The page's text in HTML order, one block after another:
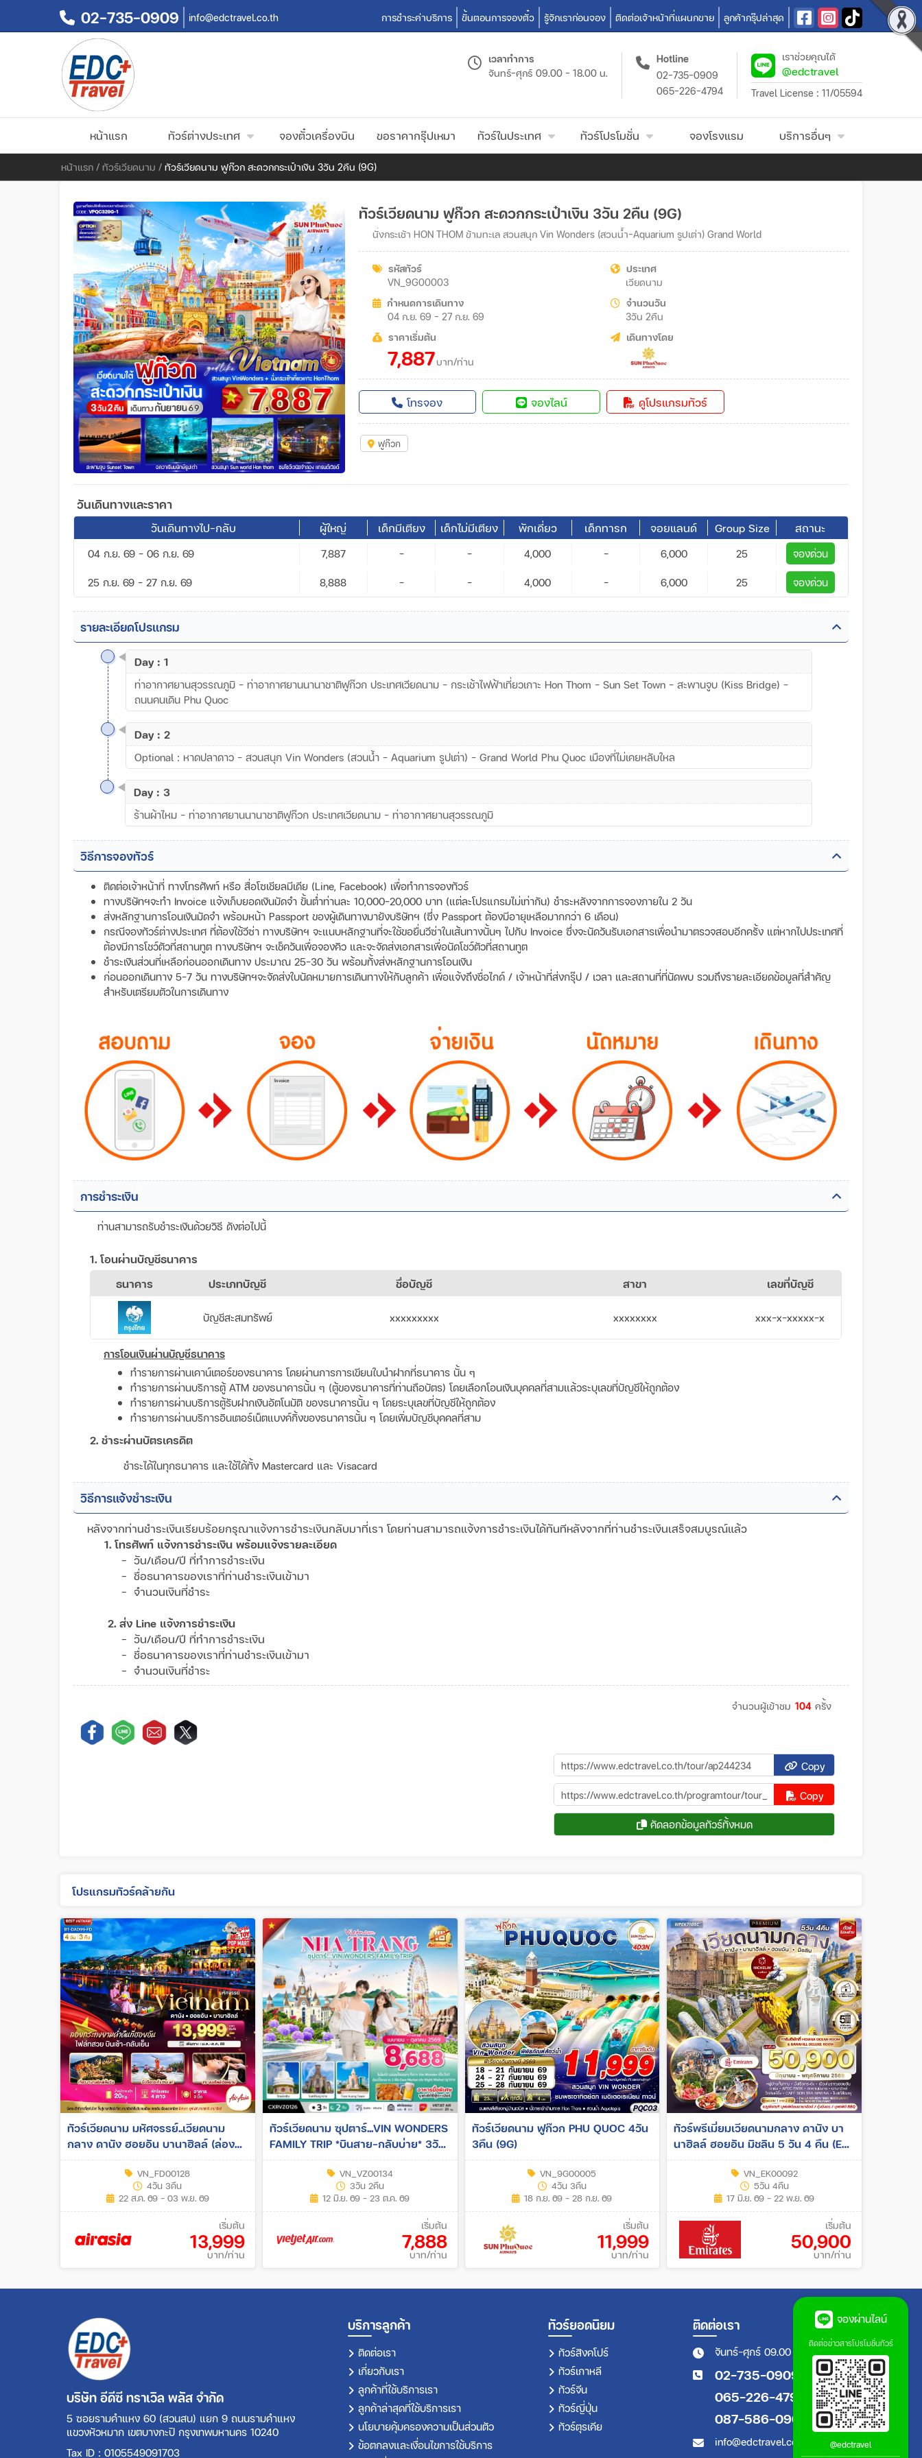
02-735-0909 info@edctravel.co.th การชำระค่าบริการ ขั้นตอนการจองตั๋ว รู้จักเราก่อนจอง ติดต่อเจ้าหน้าที่แผนกขาย ลูกค้ากรุ๊ปล่าสุด
เวลาทำการ
จันทร์-ศุกร์ 09.00 - 18.00 น.
Hotline
02-735-0909
065-226-4794
เราช่วยคุณได้
@edctravel
Travel License : 11/05594
หน้าแรก ทัวร์ต่างประเทศ จองตั๋วเครื่องบิน ขอราคากรุ๊ปเหมา ทัวร์ในประเทศ ทัวร์โปรโมชั่น จองโรงแรม บริการอื่นๆ
หน้าแรก / ทัวร์เวียดนาม / ทัวร์เวียดนาม ฟูก๊วก สะดวกกระเป๋าเงิน 3วัน 2คืน (9G)
ทัวร์เวียดนาม ฟูก๊วก สะดวกกระเป๋าเงิน 3วัน 2คืน (9G)
นั่งกระเช้า HON THOM ข้ามทะเล สวนสนุก Vin Wonders (สวนน้ำ-Aquarium รูปเต่า) Grand World
รหัสทัวร์
VN_9G00003
ประเทศ
เวียดนาม
กำหนดการเดินทาง
04 ก.ย. 69 - 27 ก.ย. 69
จำนวนวัน
3วัน 2คืน
ราคาเริ่มต้น
7,887บาท/ท่าน
เดินทางโดย
โทรจอง จองไลน์ ดูโปรแกรมทัวร์
ฟูก๊วก
วันเดินทางและราคา
วันเดินทางไป-กลับ ผู้ใหญ่ เด็กมีเตียง เด็กไม่มีเตียง พักเดี่ยว เด็กทารก จอยแลนด์ Group Size สถานะ
04 ก.ย. 69 - 06 ก.ย. 69 7,887 - - 4,000 - 6,000 25
จองด่วน
25 ก.ย. 69 - 27 ก.ย. 69
8,888 - - 4,000 - 6,000 25 จองด่วน
รายละเอียดโปรแกรม
Day : 1
ท่าอากาศยานสุวรรณภูมิ – ท่าอากาศยานนานาชาติฟูก๊วก ประเทศเวียดนาม – กระเช้าไฟฟ้าเที่ยวเกาะ Hon Thom - Sun Set Town - สะพานจูบ (Kiss Bridge) -
ถนนคนเดิน Phu Quoc
Day : 2
Optional : หาดปลาดาว - สวนสนุก Vin Wonders (สวนน้ำ – Aquarium รูปเต่า) - Grand World Phu Quoc เมืองที่ไม่เคยหลับใหล
Day : 3
ร้านผ้าไหม - ท่าอากาศยานนานาชาติฟูก๊วก ประเทศเวียดนาม - ท่าอากาศยานสุวรรณภูมิ
วิธีการจองทัวร์
ติดต่อเจ้าหน้าที่ ทางโทรศัพท์ หรือ สื่อโซเชียลมีเดีย (Line, Facebook) เพื่อทำการจองทัวร์
ทางบริษัทฯจะทำ Invoice แจ้งเก็บยอดเงินมัดจำ ขั้นต่ำท่านละ 10,000-20,000 บาท (แต่ละโปรแกรมไม่เท่ากัน) ชำระหลังจากการจองภายใน 2 วัน
ส่งหลักฐานการโอนเงินมัดจำ พร้อมหน้า Passport ของผู้เดินทางมายังบริษัทฯ (ซึ่ง Passport ต้องมีอายุเหลือมากกว่า 6 เดือน)
กรณีจองทัวร์ต่างประเทศ ที่ต้องใช้วีซ่า ทางบริษัทฯ จะแนบหลักฐานที่จะใช้ขอยื่นวีซ่าในเส้นทางนั้นๆ ไปกับ Invoice ซึ่งจะนัดวันรับเอกสารเพื่อนำมาตรวจสอบอีกครั้ง แต่หากไปประเทศที่
ต้องมีการโชว์ตัวที่สถานทูต ทางบริษัทฯ จะเช็ควันเพื่อจองคิว และจะจัดส่งเอกสารเพื่อนัดโชว์ตัวที่สถานทูต
ชำระเงินส่วนที่เหลือก่อนออกเดินทาง ประมาณ 25-30 วัน พร้อมทั้งส่งหลักฐานการโอนเงิน
ก่อนออกเดินทาง 5-7 วัน ทางบริษัทฯจะจัดส่งใบนัดหมายการเดินทางให้กับลูกค้า เพื่อแจ้งถึงชื่อไกด์ / เจ้าหน้าที่ส่งกรุ๊ป / เวลา และสถานที่ที่นัดพบ รวมถึงรายละเอียดข้อมูลที่สำคัญ
สำหรับเตรียมตัวในการเดินทาง
การชำระเงิน
ท่านสามารถรับชำระเงินด้วยวิธี ดังต่อไปนี้
1. โอนผ่านบัญชีธนาคาร
ธนาคาร
ประเภทบัญชี ชื่อบัญชี สาขา เลขที่บัญชี
บัญชีสะสมทรัพย์ xxxxxxxxx xxxxxxxx xxx-x-xxxxx-x
การโอนเงินผ่านบัญชีธนาคาร
ทำรายการผ่านเคาน์เตอร์ของธนาคาร โดยผ่านการการเขียนใบนำฝากที่ธนาคาร นั้น ๆ
ทำรายการผ่านบริการตู้ ATM ของธนาคารนั้น ๆ (ตู้ของธนาคารที่ท่านถือบัตร) โดยเลือกโอนเงินบุคคลที่สามแล้วระบุเลขที่บัญชีให้ถูกต้อง
ทำรายการผ่านบริการตู้รับฝากเงินอัตโนมัติ ของธนาคารนั้น ๆ โดยระบุเลขที่บัญชีให้ถูกต้อง
ทำรายการผ่านบริการอินเตอร์เน็ตแบงค์กิ้งของธนาคารนั้น ๆ โดยเพิ่มบัญชีบุคคลที่สาม
2. ชำระผ่านบัตรเครดิต
ชำระได้ในทุกธนาคาร และใช้ได้ทั้ง Mastercard และ Visacard
วิธีการแจ้งชำระเงิน
หลังจากท่านชำระเงินเรียบร้อยกรุณาแจ้งการชำระเงินกลับมาที่เรา โดยท่านสามารถแจ้งการชำระเงินได้ทันทีหลังจากที่ท่านชำระเงินเสร็จสมบูรณ์แล้ว
1. โทรศัพท์ แจ้งการชำระเงิน พร้อมแจ้งรายละเอียด
- วัน/เดือน/ปี ที่ทำการชำระเงิน
- ชื่อธนาคารของเราที่ท่านชำระเงินเข้ามา
- จำนวนเงินที่ชำระ
2. ส่ง Line แจ้งการชำระเงิน
- วัน/เดือน/ปี ที่ทำการชำระเงิน
- ชื่อธนาคารของเราที่ท่านชำระเงินเข้ามา
- จำนวนเงินที่ชำระ
จำนวนผู้เข้าชม 104 ครั้ง
Copy
Copy
คัดลอกข้อมูลทัวร์ทั้งหมด
โปรแกรมทัวร์คล้ายกัน
ทัวร์เวียดนาม มหัศจรรย์..เวียดนาม
กลาง ดานัง ฮอยอัน บานาฮิลล์ (ล่อง
เรือลอยกระทงฮอยอัน+สระผมสไตล์
เวียดนาม) 4วัน 3คืน (FD)
VN_FD00128
4วัน 3คืน
22 ส.ค. 69 - 03 พ.ย. 69
เริ่มต้น
13,999
บาท/ท่าน
ทัวร์เวียดนาม ซุปตาร์...VIN WONDERS
FAMILY TRIP *บินสาย-กลับบ่าย* 3วัน
2คืน (VZ)
VN_VZ00134
3วัน 2คืน
12 มิ.ย. 69 - 23 ต.ค. 69
เริ่มต้น
7,888
บาท/ท่าน
ทัวร์เวียดนาม ฟูก๊วก PHU QUOC 4วัน
3คืน (9G)
VN_9G00005
4วัน 3คืน
18 ก.ย. 69 - 28 ก.ย. 69
เริ่มต้น
11,999
บาท/ท่าน
ทัวร์พรีเมี่ยมเวียดนามกลาง ดานัง บา
นาฮิลล์ ฮอยอัน มิชลิน 5 วัน 4 คืน (EK)
JUN - NOV 2026
VN_EK00092
5วัน 4คืน
17 มิ.ย. 69 - 22 พ.ย. 69
เริ่มต้น
50,900
บาท/ท่าน
บริษัท อีดีซี ทราเวิล พลัส จำกัด
5 ซอยรามคำแหง 60 (สวนสน) แยก 9 ถนนรามคำแหง
แขวงหัวหมาก เขตบางกะปิ กรุงเทพมหานคร 10240
Tax ID : 0105549091703
บริการลูกค้า
ติดต่อเรา
เกี่ยวกับเรา
ลูกค้าที่ใช้บริการเรา
ลูกค้าล่าสุดที่ใช้บริการเรา
นโยบายคุ้มครองความเป็นส่วนตัว
ข้อตกลงและเงื่อนไขการใช้บริการ
ทัวร์ยอดนิยม
ทัวร์สิงคโปร์
ทัวร์เกาหลี
ทัวร์จีน
ทัวร์ญี่ปุ่น
ทัวร์ตุรเคีย
ติดต่อเรา
จันทร์-ศุกร์ 09.00 - 18.00 น.
02-735-0909
065-226-4794
087-586-0909
info@edctravel.co.th
จองผ่านไลน์
ติดต่อข่าวสารโปรโมชั่นทัวร์
@edctravel